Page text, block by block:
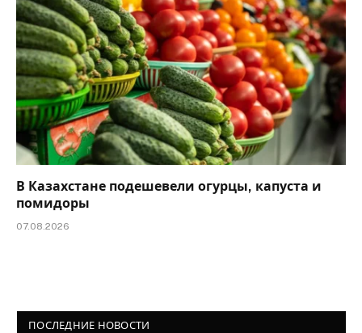
В Казахстане подешевели огурцы, капуста и
помидоры
07.08.2026
ПОСЛЕДНИЕ НОВОСТИ